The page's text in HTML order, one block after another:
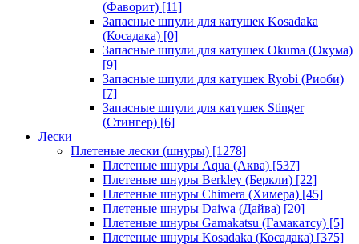
(Фаворит) [11]
Запасные шпули для катушек Kosadaka
(Косадака) [0]
Запасные шпули для катушек Okuma (Окума)
[9]
Запасные шпули для катушек Ryobi (Риоби)
[7]
Запасные шпули для катушек Stinger
(Стингер) [6]
Лески
Плетеные лески (шнуры) [1278]
Плетеные шнуры Aqua (Аква) [537]
Плетеные шнуры Berkley (Беркли) [22]
Плетеные шнуры Chimera (Химера) [45]
Плетеные шнуры Daiwa (Дайва) [20]
Плетеные шнуры Gamakatsu (Гамакатсу) [5]
Плетеные шнуры Kosadaka (Косадака) [375]